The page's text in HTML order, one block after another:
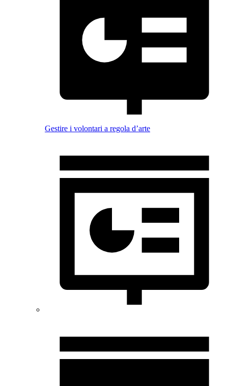
Gestire i volontari a regola d’arte